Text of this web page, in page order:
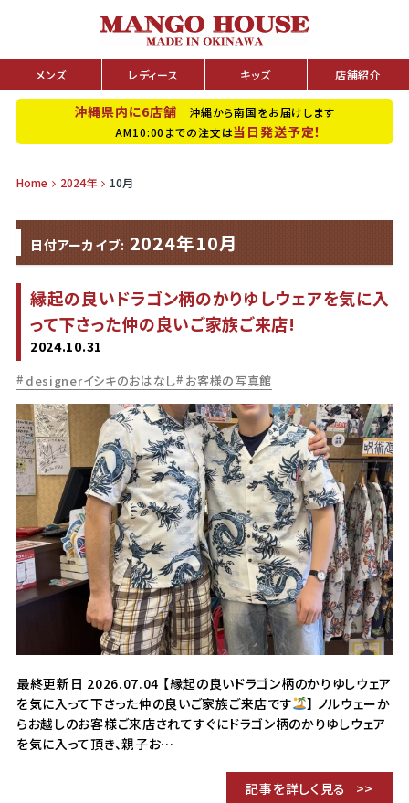
メンズ レディース キッズ 店舗紹介
沖縄県内に6店舗 沖縄から南国をお届けします
AM10:00までの注文は当日発送予定！
Home 2024年 10月
日付アーカイブ: 2024年10月
縁起の良いドラゴン柄のかりゆしウェアを気に入
って下さった仲の良いご家族ご来店!
2024.10.31
designerイシキのおはなし お客様の写真館
最終更新日 2026.07.04 【縁起の良いドラゴン柄のかりゆしウェア
を気に入って下さった仲の良いご家族ご来店です
】 ノルウェーか
らお越しのお客様ご来店されてすぐにドラゴン柄のかりゆしウェア
を気に入って頂き、親子お…
記事を詳しく見る